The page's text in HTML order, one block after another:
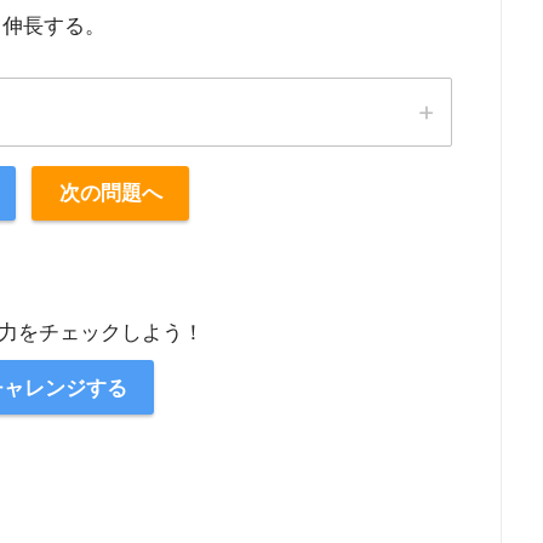
長する。
次の問題へ
をチェックしよう！
レンジする